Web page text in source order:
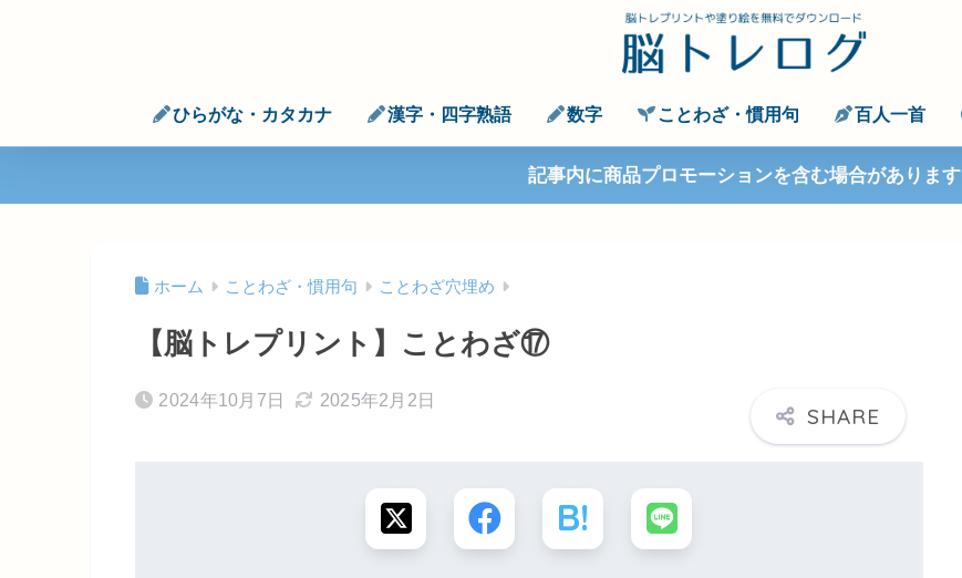
ひらがな・カタカナ 漢字・四字熟語 数字 ことわざ・慣用句 百人一首
記事内に商品プロモーションを含む場合があります
ホーム ことわざ・慣用句 ことわざ穴埋め
【脳トレプリント】ことわざ⑰
2024年10月7日 2025年2月2日